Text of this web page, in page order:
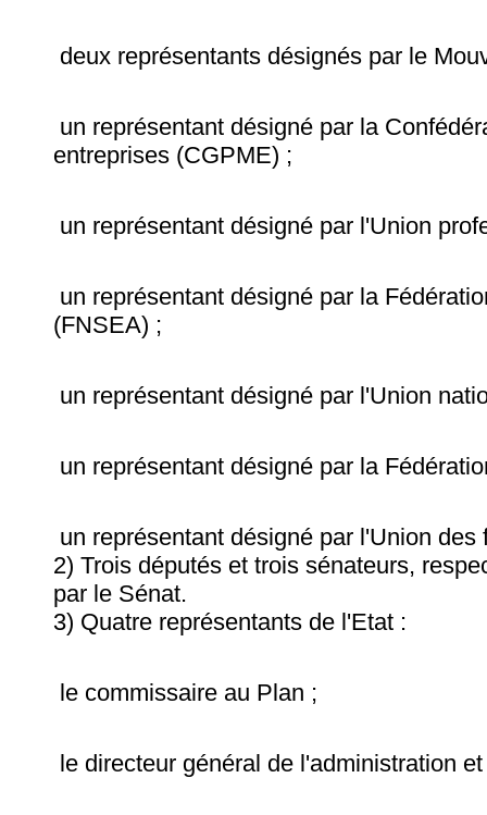
deux représentants désignés par le
un représentant désigné par la
entreprises (CGPME) ;
un représentant désigné par l'Union
un représentant désigné par la
(FNSEA) ;
un représentant désigné par l'Union
un représentant désigné par la
un représentant désigné par l'Union
2) Trois députés et trois sénateurs,
par le Sénat.
3) Quatre représentants de l'Etat :
le commissaire au Plan ;
le directeur général de l'administration